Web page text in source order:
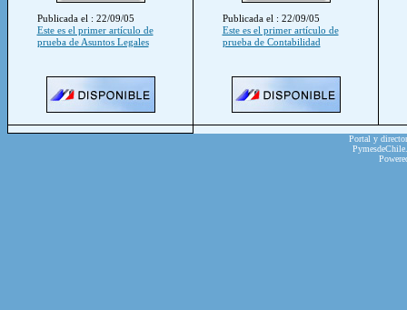
Publicada el : 22/09/05
Este es el primer artículo de
prueba de Asuntos Legales
Publicada el : 22/09/05
Este es el primer artículo de
prueba de Contabilidad
Portal y